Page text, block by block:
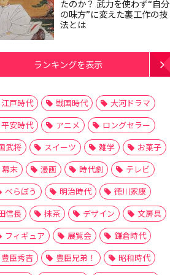
たのか？ 武力を使わず“自分
の味方”に変えた裏工作の技
法とは
ランキングを表示
江戸時代 戦国時代
大河ドラマ
平安時代
アニメ
ロングセラー
武将
スイーツ 雑学
お菓子
幕末
漫画 時代劇
テレビ
べらぼう
明治時代
徳川家康
信長
抹茶 デザイン
文房具
フィギュア
展覧会
鎌倉時代
豊臣秀吉
豊臣兄弟！
昭和時代